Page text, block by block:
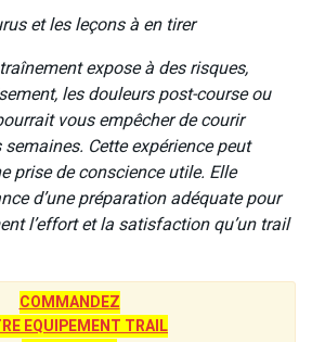
et les leçons à en tirer
expose à des risques,
les douleurs post-course ou
vous empêcher de courir
Cette expérience peut
prise de conscience utile. Elle
d’une préparation adéquate pour
l’effort et la satisfaction qu’un trail
COMMANDEZ
EQUIPEMENT TRAIL